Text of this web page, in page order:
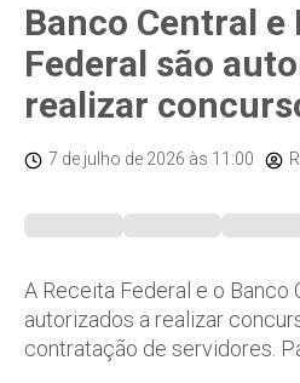
Banco Central e
Federal são
realizar
7 de julho de 2026 às 11:00
A Receita Federal e o Banco
autorizados a realizar
contratação de servidores.